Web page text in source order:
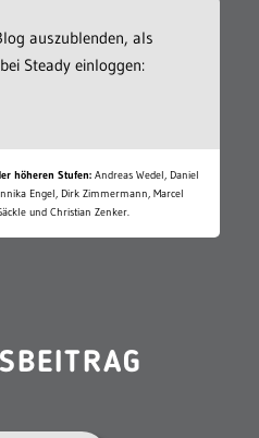
auszublenden, als
Steady einloggen:
höheren Stufen: Andreas Wedel, Daniel
Engel, Dirk Zimmermann, Marcel
und Christian Zenker.